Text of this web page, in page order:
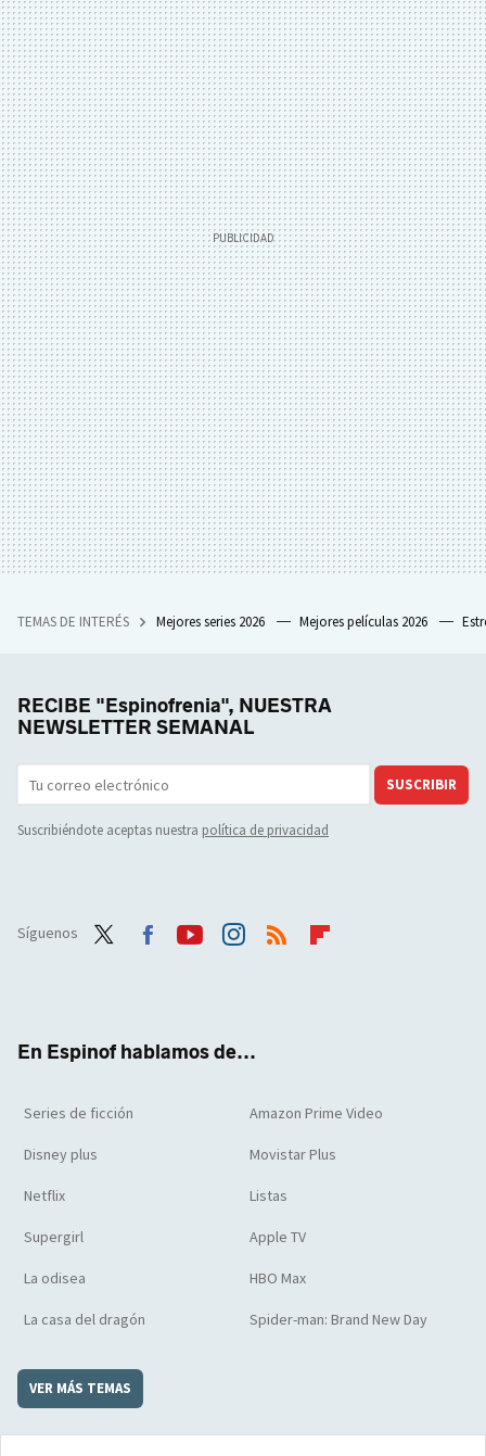
TEMAS DE INTERÉS Mejores series 2026 Mejores películas 2026
RECIBE "Espinofrenia", NUESTRA
NEWSLETTER SEMANAL
SUSCRIBIR
Suscribiéndote aceptas nuestra política de privacidad
Síguenos
En Espinof hablamos de...
Series de ficción Amazon Prime Video
Disney plus Movistar Plus
Netflix Listas
Supergirl Apple TV
La odisea HBO Max
La casa del dragón Spider-man: Brand New Day
VER MÁS TEMAS